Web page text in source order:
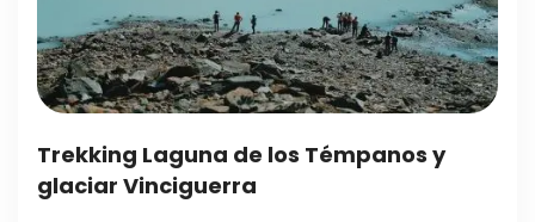
Trekking Laguna de los Témpanos y
glaciar Vinciguerra